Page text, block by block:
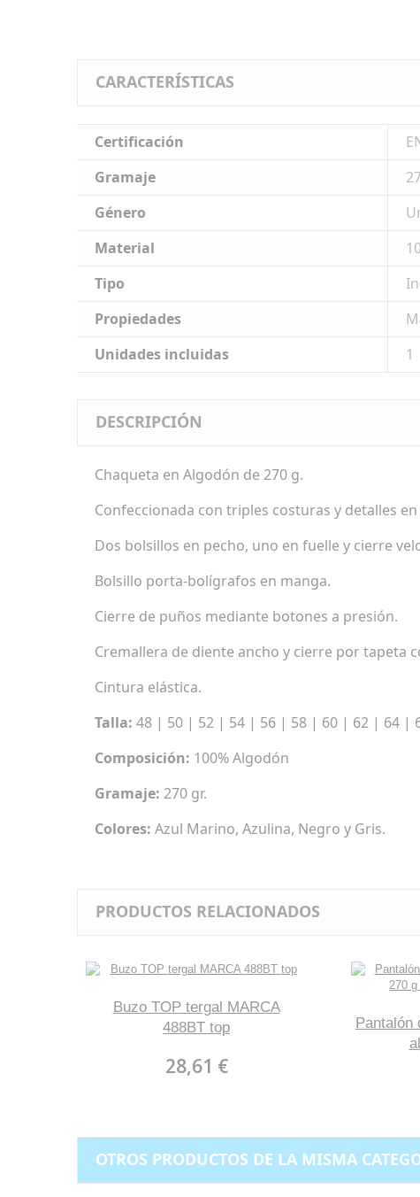
CARACTERÍSTICAS
Certificación
Gramaje
Género
Material
Tipo
Propiedades
Unidades incluidas
1
DESCRIPCIÓN
Chaqueta en Algodón de 270 g.
Confeccionada con triples costuras y detalles
Dos bolsillos en pecho, uno en fuelle y cierre
Bolsillo porta-bolígrafos en manga.
Cierre de puños mediante botones a presión.
Cremallera de diente ancho y cierre por tapeta
Cintura elástica.
Talla: 48 | 50 | 52 | 54 | 56 | 58 | 60 | 62 | 64 |
Composición: 100% Algodón
Gramaje: 270 gr.
Colores: Azul Marino, Azulina, Negro y Gris.
PRODUCTOS RELACIONADOS
Buzo TOP tergal MARCA
488BT top
28,61 €
Pantalón
OTROS PRODUCTOS DE LA MISMA